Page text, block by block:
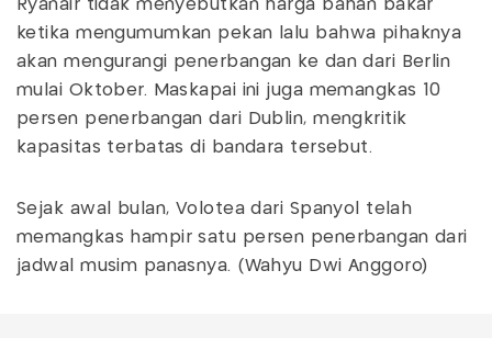
Ryanair tidak menyebutkan harga bahan bakar
ketika mengumumkan pekan lalu bahwa pihaknya
akan mengurangi penerbangan ke dan dari Berlin
mulai Oktober. Maskapai ini juga memangkas 10
persen penerbangan dari Dublin, mengkritik
kapasitas terbatas di bandara tersebut.
Sejak awal bulan, Volotea dari Spanyol telah
memangkas hampir satu persen penerbangan dari
jadwal musim panasnya. (Wahyu Dwi Anggoro)